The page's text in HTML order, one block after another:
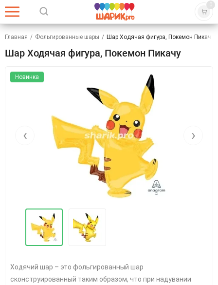
0
Главная / Фольгированные шары / Шар Ходячая фигура, Покемон Пикачу
Шар Ходячая фигура, Покемон Пикачу
Новинка
‹ ›
Ходячий шар – это фольгированный шар
сконструированный таким образом, что при надувании